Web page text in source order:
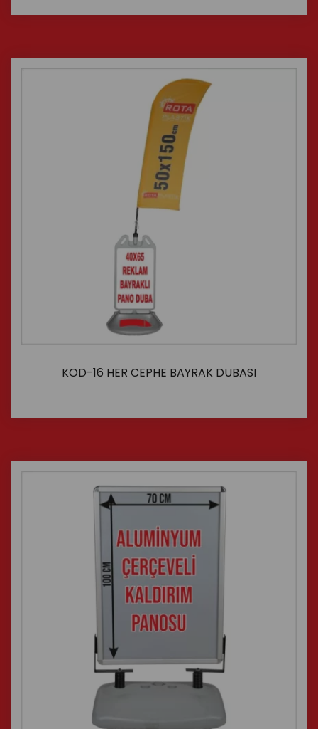
KOD-16 HER CEPHE BAYRAK DUBASI